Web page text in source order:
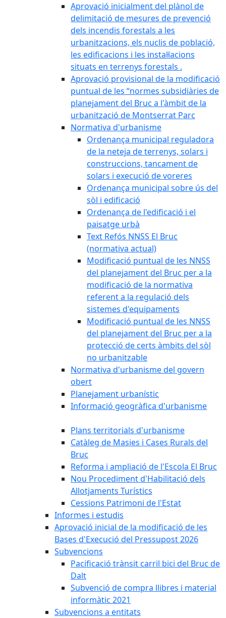
Aprovació inicialment del plànol de
delimitació de mesures de prevenció
dels incendis forestals a les
urbanitzacions, els nuclis de població,
les edificacions i les instal·lacions
situats en terrenys forestals .
Aprovació provisional de la modificació
puntual de les “normes subsidiàries de
planejament del Bruc a l'àmbit de la
urbanització de Montserrat Parc
Normativa d'urbanisme
Ordenança municipal reguladora
de la neteja de terrenys, solars i
construccions, tancament de
solars i execució de voreres
Ordenança municipal sobre ús del
sòl i edificació
Ordenança de l'edificació i el
paisatge urbà
Text Refós NNSS El Bruc
(normativa actual)
Modificació puntual de les NNSS
del planejament del Bruc per a la
modificació de la normativa
referent a la regulació dels
sistemes d'equipaments
Modificació puntual de les NNSS
del planejament del Bruc per a la
protecció de certs àmbits del sòl
no urbanitzable
Normativa d'urbanisme del govern
obert
Planejament urbanístic
Informació geogràfica d'urbanisme
Plans territorials d'urbanisme
Catàleg de Masies i Cases Rurals del
Bruc
Reforma i ampliació de l'Escola El Bruc
Nou Procediment d'Habilitació dels
Allotjaments Turístics
Cessions Patrimoni de l'Estat
Informes i estudis
Aprovació inicial de la modificació de les
Bases d'Execució del Pressupost 2026
Subvencions
Pacificació trànsit carril bici del Bruc de
Dalt
Subvenció de compra llibres i material
informàtic 2021
Subvencions a entitats